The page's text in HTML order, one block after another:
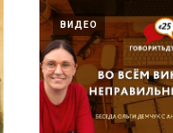
ВИДЕО